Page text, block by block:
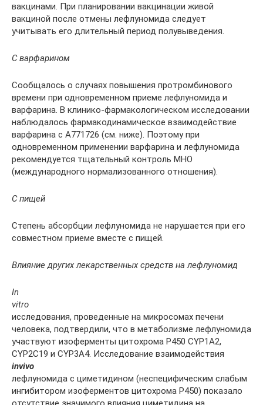
вакцинами. При планировании вакцинации живой
вакциной после отмены лефлуномида следует
учитывать его длительный период полувыведения.
С варфарином
Сообщалось о случаях повышения протромбинового
времени при одновременном приеме лефлуномида и
варфарина. В клинико-фармакологическом исследовании
наблюдалось фармакодинамическое взаимодействие
варфарина с А771726 (см. ниже). Поэтому при
одновременном применении варфарина и лефлуномида
рекомендуется тщательный контроль МНО
(международного нормализованного отношения).
С пищей
Степень абсорбции лефлуномида не нарушается при его
совместном приеме вместе с пищей.
Влияние других лекарственных средств на лефлуномид
In
vitro
исследования, проведенные на микросомах печени
человека, подтвердили, что в метаболизме лефлуномида
участвуют изоферменты цитохрома Р450 CYP1A2,
CYP2C19 и CYP3A4. Исследование взаимодействия
invivo
лефлуномида с циметидином (неспецифическим слабым
ингибитором изоферментов цитохрома Р450) показало